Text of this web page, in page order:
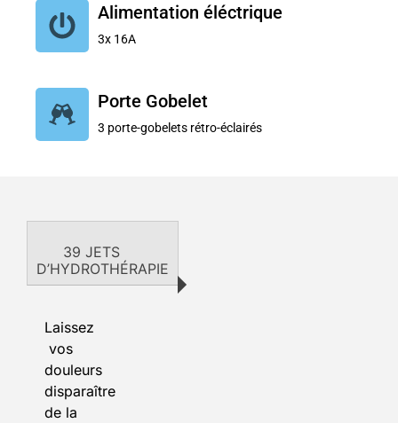
Alimentation éléctrique
3x 16A
Porte Gobelet
3 porte-gobelets rétro-éclairés
39 JETS
D’HYDROTHÉRAPIE
Laissez
vos
douleurs
disparaître
de la